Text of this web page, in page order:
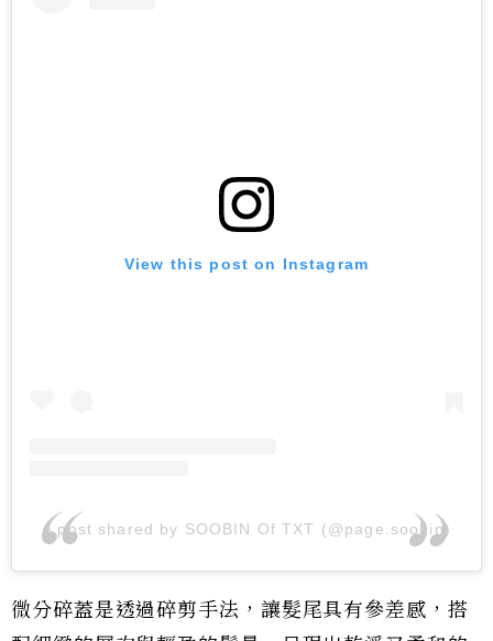
View this post on Instagram
A post shared by SOOBIN Of TXT (@page.soobin)
微分碎蓋是透過碎剪手法，讓髮尾具有參差感，搭